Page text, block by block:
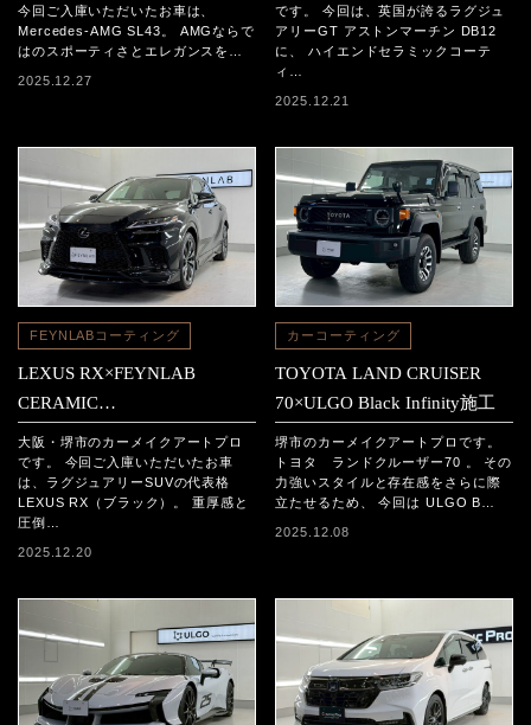
今回ご入庫いただいたお車は、
Mercedes-AMG SL43。 AMGならで
はのスポーティさとエレガンスを…
2025.12.27
です。 今回は、英国が誇るラグジュ
アリーGT アストンマーチン DB12
に、 ハイエンドセラミックコーテ
ィ…
2025.12.21
FEYNLABコーティング
LEXUS RX×FEYNLAB
CERAMIC
ULTRA+TheOriginalCERAMIC
施工
大阪・堺市のカーメイクアートプロ
です。 今回ご入庫いただいたお車
は、ラグジュアリーSUVの代表格
LEXUS RX（ブラック）。 重厚感と
圧倒…
2025.12.20
カーコーティング
TOYOTA LAND CRUISER
70×ULGO Black Infinity施工
堺市のカーメイクアートプロです。
トヨタ ランドクルーザー70 。 その
力強いスタイルと存在感をさらに際
立たせるため、 今回は ULGO B…
2025.12.08